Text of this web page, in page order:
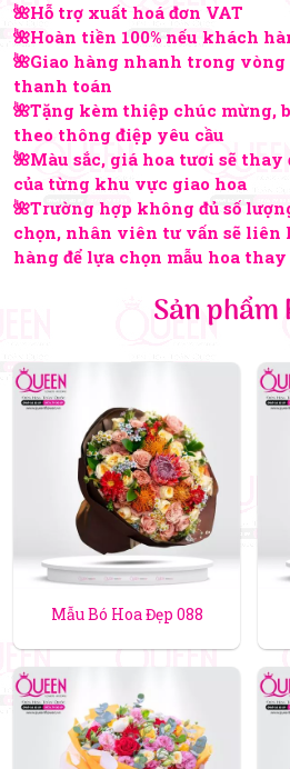
🌺Hỗ trợ xuất hoá đơn VAT
🌺Hoàn tiền 100% nếu khách
🌺Giao hàng nhanh trong
thanh toán
🌺Tặng kèm thiệp chúc mừng,
theo thông điệp yêu cầu
🌺Màu sắc, giá hoa tươi sẽ
của từng khu vực giao hoa
🌺Trường hợp không đủ số
chọn, nhân viên tư vấn sẽ liên
hàng để lựa chọn mẫu hoa
Sản phẩm
Mẫu Bó Hoa Đẹp 088